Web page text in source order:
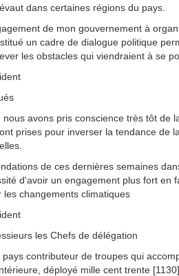
dans certaines régions du pays.
de mon gouvernement à
un cadre de dialogue politique
les obstacles qui viendraient à se
avons pris conscience très tôt de
prises pour inverser la tendance de
de ces dernières semaines
d'avoir un engagement plus fort
les changements climatiques
les Chefs de délégation
contributeur de troupes qui
déployé mille cent trente